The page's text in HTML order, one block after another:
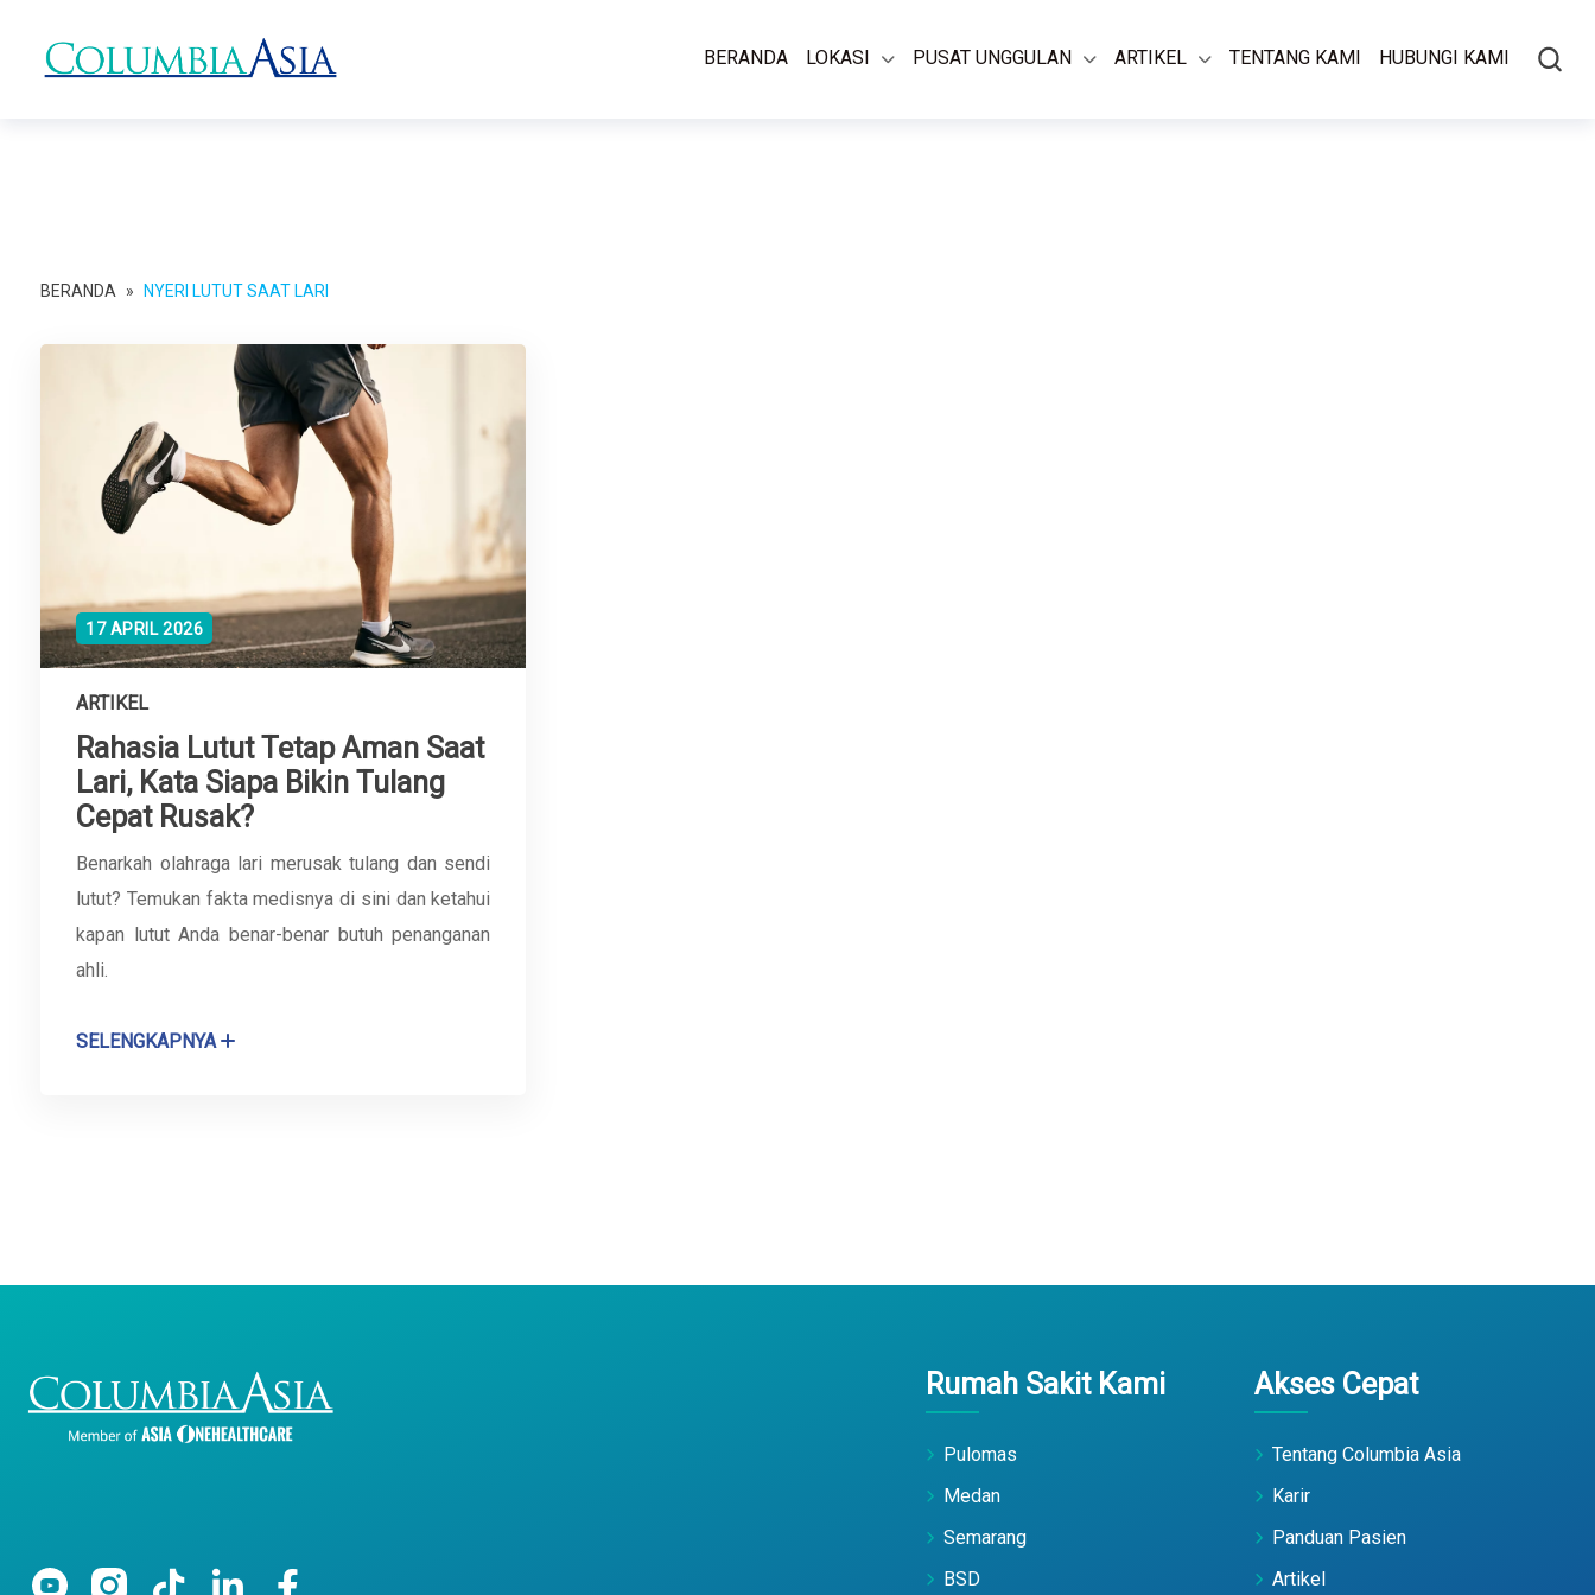
BERANDA LOKASI PUSAT UNGGULAN ARTIKEL TENTANG KAMI HUBUNGI KAMI
BERANDA » NYERI LUTUT SAAT LARI
17 APRIL 2026
ARTIKEL
Rahasia Lutut Tetap Aman Saat
Lari, Kata Siapa Bikin Tulang
Cepat Rusak?
Benarkah olahraga lari merusak tulang dan sendi
lutut? Temukan fakta medisnya di sini dan ketahui
kapan lutut Anda benar-benar butuh penanganan
ahli.
SELENGKAPNYA
Rumah Sakit Kami
Pulomas
Medan
Semarang
BSD
Akses Cepat
Tentang Columbia Asia
Karir
Panduan Pasien
Artikel